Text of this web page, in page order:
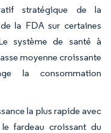
stratégique de la
la FDA sur certaines
système de santé à
moyenne croissante
la consommation
la plus rapide avec
fardeau croissant du